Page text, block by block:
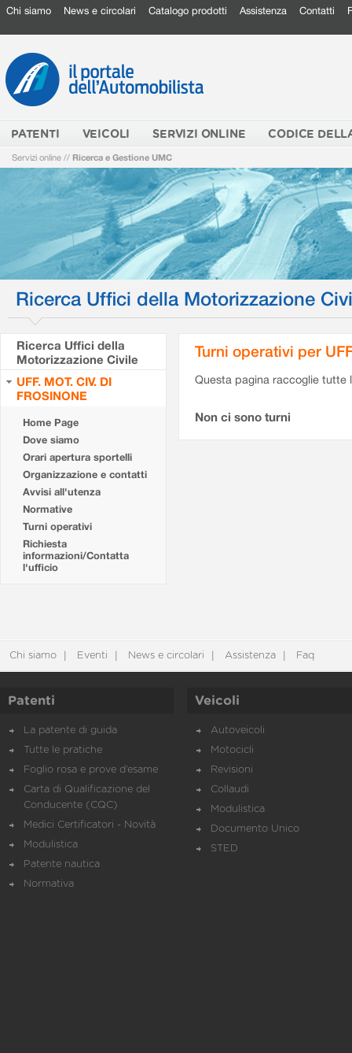
Chi siamo News e circolari Catalogo prodotti Assistenza Contatti
PATENTI VEICOLI SERVIZI ONLINE CODICE
Servizi online // Ricerca e Gestione UMC
Ricerca Uffici della Motorizzazione
Ricerca Uffici della
Motorizzazione Civile
UFF. MOT. CIV. DI
FROSINONE
Home Page
Dove siamo
Orari apertura sportelli
Organizzazione e contatti
Avvisi all'utenza
Normative
Turni operativi
Richiesta
informazioni/Contatta
l'ufficio
Turni operativi per
Questa pagina raccoglie tutte
Non ci sono turni
Chi siamo Eventi News e circolari Assistenza Faq
Patenti
La patente di guida
Tutte le pratiche
Foglio rosa e prove d’esame
Carta di Qualificazione del
Conducente (CQC)
Medici Certificatori - Novità
Modulistica
Patente nautica
Normativa
Veicoli
Autoveicoli
Motocicli
Revisioni
Collaudi
Modulistica
Documento Unico
STED